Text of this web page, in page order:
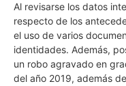
Al revisarse los datos
respecto de los
el uso de varios
identidades. Además,
un robo agravado en
del año 2019, además